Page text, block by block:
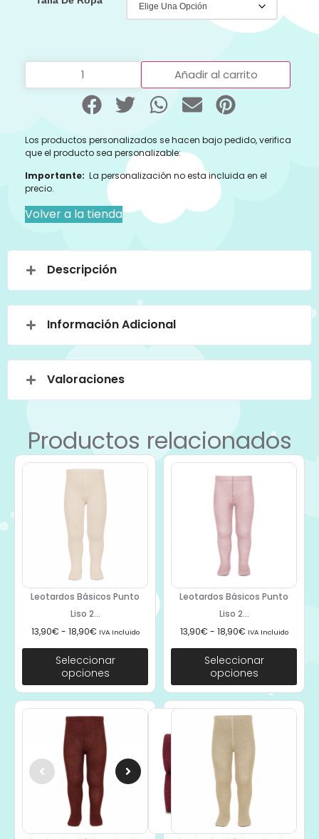
Añadir al carrito
Los productos personalizados se hacen bajo pedido, verifica
que el producto sea personalizable:
Importante: La personalización no esta incluida en el
precio.
Volver a la tienda
Descripción
Información Adicional
Valoraciones
Productos relacionados
Leotardos Básicos Punto
Liso 2...
13,90€ - 18,90€ IVA Incluido
Seleccionar
opciones
Leotardos Básicos Punto
Liso 2...
13,90€ - 18,90€ IVA Incluido
Seleccionar
opciones